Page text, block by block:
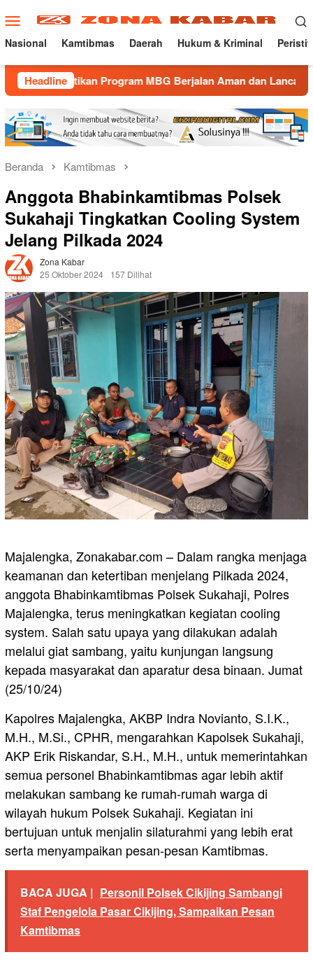
ke
konten
Menu
Mobile
Nasional Kamtibmas Daerah Hukum & Kriminal
Headline
Program MBG Berjalan Aman dan Lancar Gatur
Beranda Kamtibmas
Anggota Bhabinkamtibmas Polsek
Sukahaji Tingkatkan Cooling System
Jelang Pilkada 2024
Zona Kabar
25 Oktober 2024
157 Dilihat
Majalengka, Zonakabar.com – Dalam rangka menjaga
keamanan dan ketertiban menjelang Pilkada 2024,
anggota Bhabinkamtibmas Polsek Sukahaji, Polres
Majalengka, terus meningkatkan kegiatan cooling
system. Salah satu upaya yang dilakukan adalah
melalui giat sambang, yaitu kunjungan langsung
kepada masyarakat dan aparatur desa binaan. Jumat
(25/10/24)
Kapolres Majalengka, AKBP Indra Novianto, S.I.K.,
M.H., M.Si., CPHR, mengarahkan Kapolsek Sukahaji,
AKP Erik Riskandar, S.H., M.H., untuk memerintahkan
semua personel Bhabinkamtibmas agar lebih aktif
melakukan sambang ke rumah-rumah warga di
wilayah hukum Polsek Sukahaji. Kegiatan ini
bertujuan untuk menjalin silaturahmi yang lebih erat
serta menyampaikan pesan-pesan Kamtibmas.
BACA JUGA | Personil Polsek Cikijing Sambangi
Staf Pengelola Pasar Cikijing, Sampaikan Pesan
Kamtibmas